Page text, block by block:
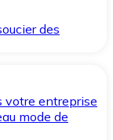
des
votre entreprise
mode de